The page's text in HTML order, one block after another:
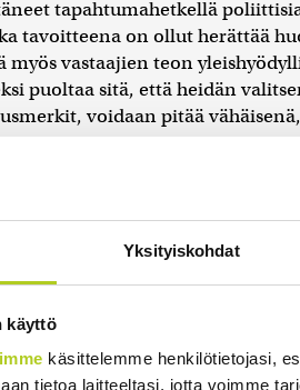
Yksityiskohdat
käyttö
käsittelemme henkilötietojasi,
tietoa laitteeltasi, jotta voimme
tapahtumahetkellä
tavoitteena on ollut herättää
vastaajien teon
puoltaa sitä, että heidän
voidaan pitää
sekunnissa? –
jonka haitat
vaihtelee, joten